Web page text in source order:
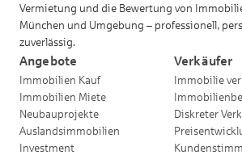
Vermietung und die Bewertung von
München und Umgebung – professionell,
zuverlässig.
Angebote
Immobilien Kauf
Immobilien Miete
Neubauprojekte
Auslandsimmobilien
Investment
Verkäufer
Immobilie
Diskreter